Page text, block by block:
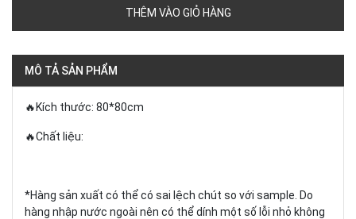
THÊM VÀO GIỎ HÀNG
MÔ TẢ SẢN PHẨM
🔥Kích thước: 80*80cm
🔥Chất liệu:
*Hàng sản xuất có thể có sai lệch chút so với sample. Do
hàng nhập nước ngoài nên có thể dính một số lỗi nhỏ không